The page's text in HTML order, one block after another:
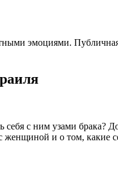
эмоциями.
с ним узами брака?
женщиной и о том, какие